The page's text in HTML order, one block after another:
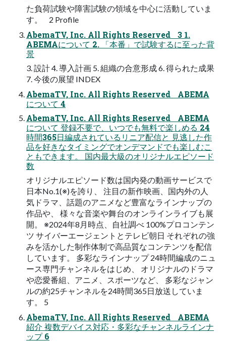
た負荷試験や障害試験の領域を中心に活動していま
す。 2 Profile
AbemaTV, Inc. All Rights Reserved 3 1.
ABEMAについて 2. 「本番」で試験するに至った背
景
3. 設計 4. 導入計画 5. 組織の合意形成 6. 得られた成果
7. 今後の展望 INDEX
AbemaTV, Inc. All Rights Reserved ABEMA
について 4
AbemaTV, Inc. All Rights Reserved ABEMA
について 登録不要で、いつでも無料で楽しめる 24
時間365日編成されているリニア配信と 見逃した作
品を好きなタイミングでオンデマンドでも楽しむこ
ともできます。 国内最大級のオリジナルエピソード
数
オリジナルエピソード数は国内発の動画サービスで
日本No.1(※)を誇り、 注目の新作映画、国内外の人
気ドラマ、話題のアニメなど豊富なラインナップの
作品や、 様々な音楽や舞台のオンラインライブも展
開。 ※2024年8月時点、自社調べ 100%プロコンテン
ツ サイバーエージェントとテレビ朝日 それぞれの強
みを活かした制作体制で高品質なコンテンツを配信
しています。 多彩なラインナップ 24時間編成のニュ
ース専門チャンネルをはじめ、 オリジナルのドラマ
や恋愛番組、アニメ、スポーツなど、 多彩なジャン
ルの約25チャンネルを24時間365日放送していま
す。 5
AbemaTV, Inc. All Rights Reserved ABEMA
紹介 複数デバイス対応・多彩なチャンネルラインナ
ップ 6